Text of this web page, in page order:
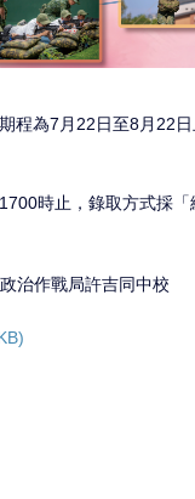
程為7月22日至8月22
1700時止，錄取方式採
政治作戰局許吉同中校